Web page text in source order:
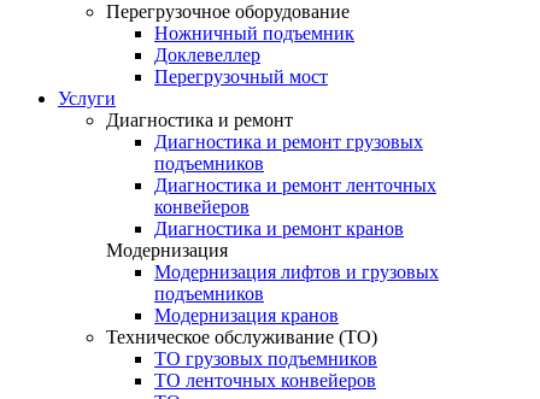
Перегрузочное оборудование
Ножничный подъемник
Доклевеллер
Перегрузочный мост
Услуги
Диагностика и ремонт
Диагностика и ремонт грузовых
подъемников
Диагностика и ремонт ленточных
конвейеров
Диагностика и ремонт кранов
Модернизация
Модернизация лифтов и грузовых
подъемников
Модернизация кранов
Техническое обслуживание (ТО)
ТО грузовых подъемников
ТО ленточных конвейеров